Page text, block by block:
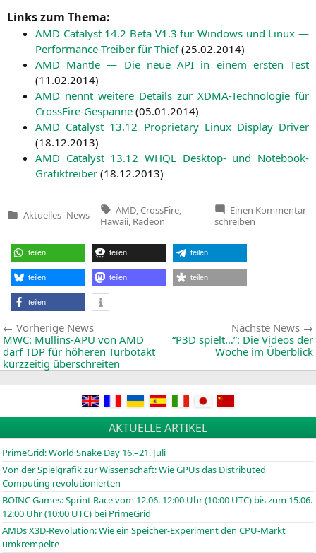
Links zum Thema:
AMD Cata­lyst 14.2 Beta V1 .3 für Win­dows und Linux —
Per­for­mance-Trei­ber für Thief(25.02.2014)
AMD Man­t­le — Die neueAPI in einem ers­ten Test
(11.02.2014)
AMD nennt wei­te­re Details zur XDMA-Tech­no­lo­gie für
Cross­Fi­re-Gespan­ne (05.01.2014)
AMD Cata­lyst 13.12 Pro­prie­ta­ry Linux Dis­play Dri­ver
(18.12.2013)
AMD Cata­lyst 13.12 WHQL Desk­top- und Note­book-
Gra­fik­trei­ber (18.12.2013)
Veröffentlicht
Aktuelles–News
Tags:
AMD CrossFire
Hawaii, Radeon
Einen Kommentarzu
schreiben
teilen teilen teilen
teilen teilen teilen
teilen
Beitragsnavigation
Vorherige NewsVorherige
News:
MWC: Mullins-APU von AMD
darfTDP für höheren Turbotakt
kurzzeitig überschreiten
Nächste News
“P3D spielt…”: Die Videos der
Woche im Überblick
AKTUELLE ARTIKEL
PrimeGrid: World Snake Day 16.–21. Juli
Von der Spielgrafik zur Wissenschaft: Wie GPUs das Distributed
Computing revolutionierten
BOINCGames: Sprint Race vom 12.06. 12:00 Uhr (10:00 UTC) bis zum 15.06.
12:00 Uhr (10:00 UTC) bei PrimeGrid
AMDs X3D-Revolution: Wie ein Speicher-Experiment den CPU-Markt
umkrempelte